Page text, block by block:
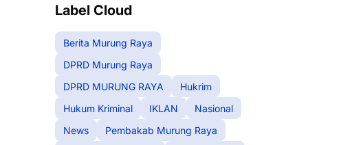
Label Cloud
Berita Murung Raya
DPRD Murung Raya
DPRD MURUNG RAYA
Hukrim
Hukum Kriminal
IKLAN
Nasional
News
Pembakab Murung Raya